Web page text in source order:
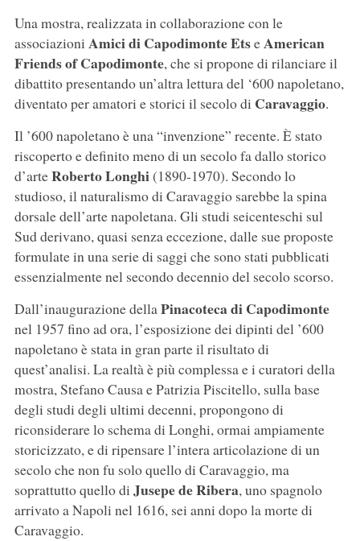
Una mostra, realizzata in collaborazione con le
associazioni Amici di Capodimonte EtseAmerican
Friends of Capodimonte, che si propone di rilanciare il
dibattito presentando un’altra lettura del ‘600 napoletano,
diventato per amatori e storici il secolo di Caravaggio.
Il ’600 napoletano è una “invenzione” recente. È stato
riscoperto e definito meno di un secolo fa dallo storico
d’arteRoberto Longhi(1890-1970). Secondo lo
studioso, il naturalismo di Caravaggio sarebbe la spina
dorsale dell’arte napoletana. Gli studi seicenteschi sul
Sud derivano, quasi senza eccezione, dalle sue proposte
formulate in una serie di saggi che sono stati pubblicati
essenzialmente nel secondo decennio del secolo scorso.
Dall’inaugurazione dellaPinacoteca di Capodimonte
nel 1957 fino ad ora, l’esposizione dei dipinti del ’600
napoletano è stata in gran parte il risultato di
quest’analisi. La realtà è più complessa e i curatori della
mostra, Stefano Causa e Patrizia Piscitello, sulla base
degli studi degli ultimi decenni, propongono di
riconsiderare lo schema di Longhi, ormai ampiamente
storicizzato, e di ripensare l’intera articolazione di un
secolo che non fu solo quello di Caravaggio, ma
soprattutto quello di Jusepe de Ribera, uno spagnolo
arrivato a Napoli nel 1616, sei anni dopo la morte di
Caravaggio.